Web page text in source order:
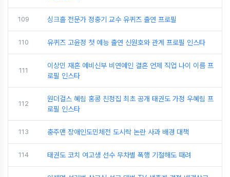
109 싱크홀 전문가 정충기 교수 유퀴즈 출연 프로필
110 유퀴즈 고윤정 첫 예능 출연 신원호와 관계 프로필 인스타
111
이상민 재혼 예비신부 비연예인 결혼 언제 직업 나이 이름 프
로필 인스타
112
원더걸스 혜림 홍콩 친정집 최초 공개 태권도 가정 우혜림 프
로필 인스타
113 충주맨 장애인도민체전 도시락 논란 사과 배경 대책
114 태권도 코치 여고생 선수 무차별 폭행 기절해도 때려